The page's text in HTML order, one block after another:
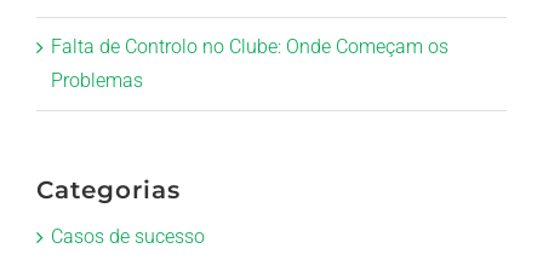
Falta de Controlo no Clube: Onde Começam os
Problemas
Categorias
Casos de sucesso